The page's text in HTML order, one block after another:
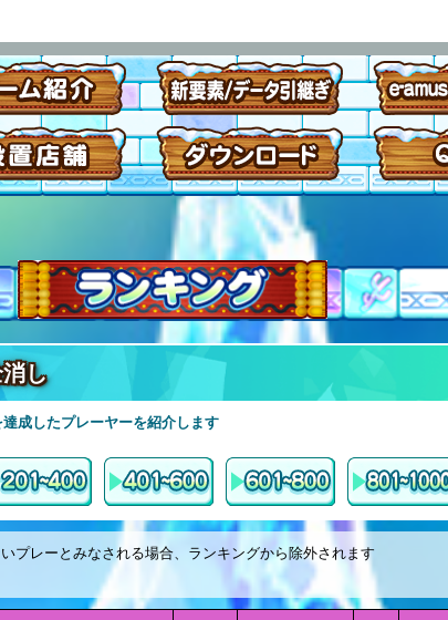
し
成したプレーヤーを紹介します
プレーとみなされる場合、ランキングから除外されます